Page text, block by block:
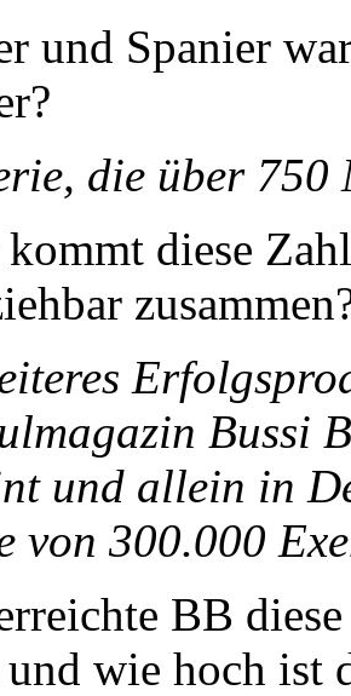
und Spanier
die über
diese
Bussi
und allein in
von 300.000
BB
wie hoch ist